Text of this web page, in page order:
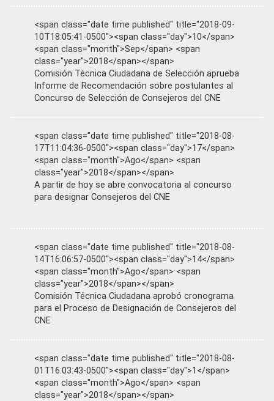
<span class="date time published" title="2018-09-
10T18:05:41-0500"><span class="day">10</span>
<span class="month">Sep</span> <span
class="year">2018</span></span>
Comisión Técnica Ciudadana de Selección aprueba
Informe de Recomendación sobre postulantes al
Concurso de Selección de Consejeros del CNE
<span class="date time published" title="2018-08-
17T11:04:36-0500"><span class="day">17</span>
<span class="month">Ago</span> <span
class="year">2018</span></span>
A partir de hoy se abre convocatoria al concurso
para designar Consejeros del CNE
<span class="date time published" title="2018-08-
14T16:06:57-0500"><span class="day">14</span>
<span class="month">Ago</span> <span
class="year">2018</span></span>
Comisión Técnica Ciudadana aprobó cronograma
para el Proceso de Designación de Consejeros del
CNE
<span class="date time published" title="2018-08-
01T16:03:43-0500"><span class="day">1</span>
<span class="month">Ago</span> <span
class="year">2018</span></span>